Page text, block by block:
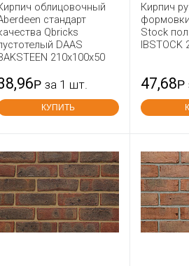
облицовочный
стандарт
Qbricks
DAAS
210x100x50
Р за 1 шт.
КУПИТЬ
Кирпич
Stock
IBSTOCK
47,68Р